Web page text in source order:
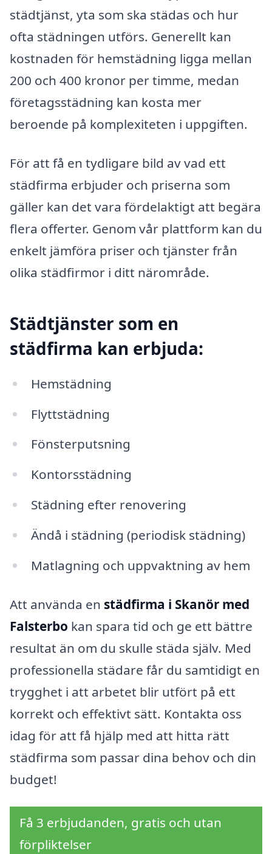
städtjänst, yta som ska städas och hur
ofta städningen utförs. Generellt kan
kostnaden för hemstädning ligga mellan
200 och 400 kronor per timme, medan
företagsstädning kan kosta mer
beroende på komplexiteten i uppgiften.
För att få en tydligare bild av vad ett
städfirma erbjuder och priserna som
gäller kan det vara fördelaktigt att begära
flera offerter. Genom vår plattform kan du
enkelt jämföra priser och tjänster från
olika städfirmor i ditt närområde.
Städtjänster som en
städfirma kan erbjuda:
Hemstädning
Flyttstädning
Fönsterputsning
Kontorsstädning
Städning efter renovering
Ändå i städning (periodisk städning)
Matlagning och uppvaktning av hem
Att använda en städfirma i Skanör med
Falsterbo kan spara tid och ge ett bättre
resultat än om du skulle städa själv. Med
professionella städare får du samtidigt en
trygghet i att arbetet blir utfört på ett
korrekt och effektivt sätt. Kontakta oss
idag för att få hjälp med att hitta rätt
städfirma som passar dina behov och din
budget!
Få 3 erbjudanden, gratis och utan
förpliktelser